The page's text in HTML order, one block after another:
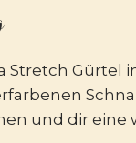
Stretch
und dir eine